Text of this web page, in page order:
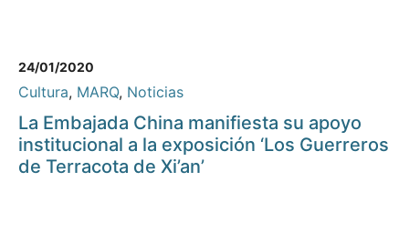
24/01/2020
Cultura, MARQ, Noticias
La Embajada China manifiesta su apoyo
institucional a la exposición ‘Los Guerreros
de Terracota de Xi’an’